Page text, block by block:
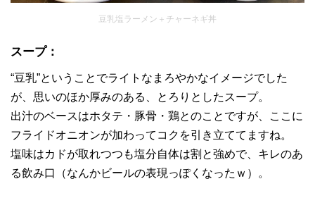
豆乳塩ラーメン＋チャーネギ丼
スープ：
“豆乳”ということでライトなまろやかなイメージでした
が、思いのほか厚みのある、とろりとしたスープ。
出汁のベースはホタテ・豚骨・鶏とのことですが、ここに
フライドオニオンが加わってコクを引き立ててますね。
塩味はカドが取れつつも塩分自体は割と強めで、キレのあ
る飲み口（なんかビールの表現っぽくなったｗ）。